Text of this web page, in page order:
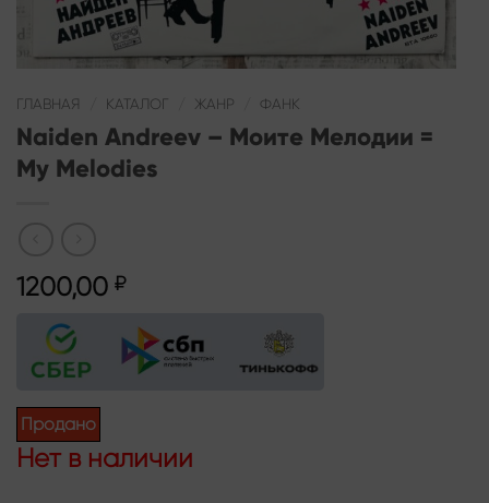
ГЛАВНАЯ КАТАЛОГ ЖАНР ФАНК
Naiden Andreev – Моите Мелодии =
My Melodies
1200,00 ₽
Продано
Нет в наличии